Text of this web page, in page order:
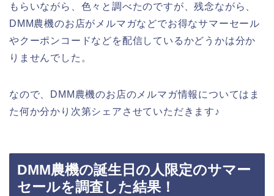
もらいながら、色々と調べたのですが、残念ながら、
DMM農機のお店がメルマガなどでお得なサマーセール
やクーポンコードなどを配信しているかどうかは分か
りませんでした。
なので、DMM農機のお店のメルマガ情報についてはま
た何か分かり次第シェアさせていただきます♪
DMM農機の誕生日の人限定のサマー
セールを調査した結果！